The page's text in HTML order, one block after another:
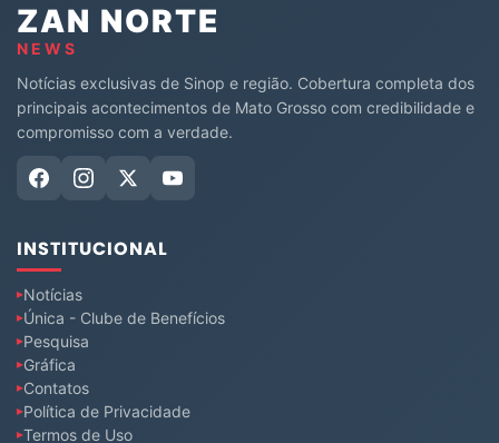
ZAN NORTE
NEWS
Notícias exclusivas de Sinop e região. Cobertura completa dos
principais acontecimentos de Mato Grosso com credibilidade e
compromisso com a verdade.
INSTITUCIONAL
Notícias
Única - Clube de Benefícios
Pesquisa
Gráfica
Contatos
Política de Privacidade
Termos de Uso